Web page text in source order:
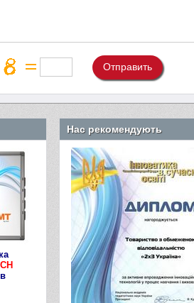
Отправить
Нас рекомендують